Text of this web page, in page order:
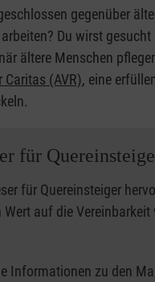
gegenüber
Du wirst
ältere Menschen
(AVR), eine
für
für Quereinsteiger
auf die
Informationen zu den